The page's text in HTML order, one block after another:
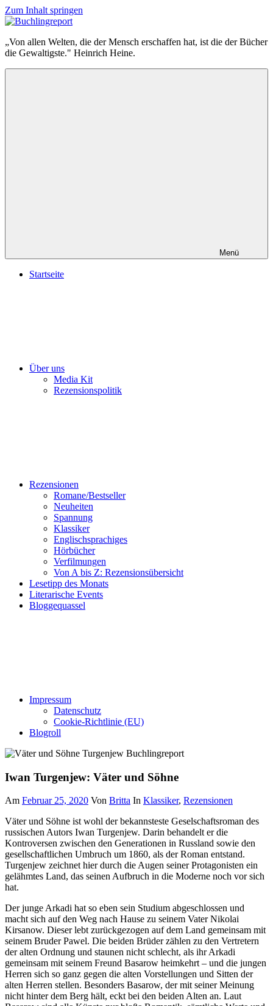
Zum Inhalt springen
Buchlingreport
„Von allen Welten, die der Mensch erschaffen hat, ist die der Bücher
die Gewaltigste." Heinrich Heine.
Menü
Startseite
Über uns
Media Kit
Rezensionspolitik
Rezensionen
Romane/Bestseller
Neuheiten
Spannung
Klassiker
Englischsprachiges
Hörbücher
Verfilmungen
Von A bis Z: Rezensionsübersicht
Lesetipp des Monats
Literarische Events
Bloggequassel
Impressum
Datenschutz
Cookie-Richtlinie (EU)
Blogroll
Iwan Turgenjew: Väter und Söhne
Am Februar 25, 2020 Von Britta In Klassiker, Rezensionen
Väter und Söhne ist wohl der bekannsteste Geselschaftsroman des
russischen Autors Iwan Turgenjew. Darin behandelt er die
Kontroversen zwischen den Generationen in Russland sowie den
gesellschaftlichen Umbruch um 1860, als der Roman entstand.
Turgenjew zeichnet hier durch die Augen seiner Protagonisten ein
gelähmtes Land, das seinen Aufbruch in die Moderne noch vor sich
hat.
Der junge Arkadi hat so eben sein Studium abgeschlossen und
macht sich auf den Weg nach Hause zu seinem Vater Nikolai
Kirsanow. Dieser lebt zurückgezogen auf dem Land gemeinsam mit
seinem Bruder Pawel. Die beiden Brüder zählen zu den Vertretern
der alten Ordnung und staunen nicht schlecht, als ihr Arkadi
gemeinsam mit seinem Freund Basarow heimkehrt – und die jungen
Herren sich so ganz gegen die alten Vorstellungen und Sitten der
alten Herren stellen. Besonders Basarow, der mit seiner Meinung
nicht hinter dem Berg hält, eckt bei den beiden Alten an. Laut